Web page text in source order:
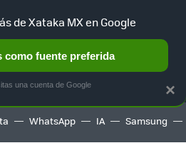
HOME AUTO TERRITORIO
WhatsApp IA Samsung
×
de Xataka MX en Google
como fuente preferida
una cuenta de Google